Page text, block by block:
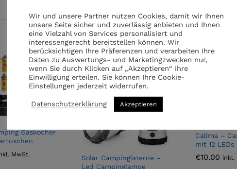
Gaskocher
MwSt.
Solar Campinglaterne –
Led Campinglampe
Calima –
mit 12 LEDs
€10.00 inkl.
Wir und unsere Partner nutzen Cookies, damit wir Ihnen
unsere Seite sicher und zuverlässig anbieten und Ihnen
eine Vielzahl von Services personalisiert und
interessengerecht bereitstellen können. Wir
berücksichtigen Ihre Präferenzen und verarbeiten Ihre
Daten zu Auswertungs- und Marketingzwecken nur,
wenn Sie durch Klicken auf „Akzeptieren“ ihre
Einwilligung erteilen. Sie können Ihre Cookie-
Einstellungen jederzeit widerrufen.
Datenschutzerklärung Akzeptieren